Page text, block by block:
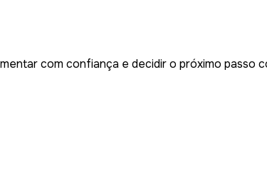
com confiança e decidir o próximo passo